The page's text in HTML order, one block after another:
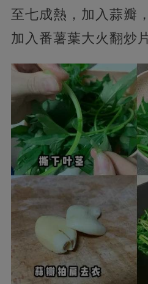
至七成熱，加入蒜瓣
加入番薯葉大火翻炒